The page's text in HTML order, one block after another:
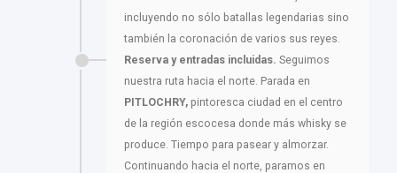
incluyendo no sólo batallas legendarias sino
también la coronación de varios sus reyes.
Reserva y entradas incluidas. Seguimos
nuestra ruta hacia el norte. Parada en
PITLOCHRY, pintoresca ciudad en el centro
de la región escocesa donde más whisky se
produce. Tiempo para pasear y almorzar.
Continuando hacia el norte, paramos en